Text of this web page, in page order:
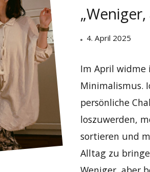
4. April 2025
Im April widme
Minimalismus.
persönliche
loszuwerden,
sortieren und
Alltag zu